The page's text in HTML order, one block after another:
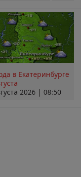
в Екатеринбурге
2026 | 08:50